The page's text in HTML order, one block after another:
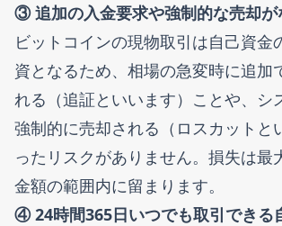
③ 追加の入金要求や強制的な売却が
ビットコインの現物取引は自己資金
資となるため、相場の急変時に追加
れる（追証といいます）ことや、シ
強制的に売却される（ロスカットと
ったリスクがありません。損失は最
金額の範囲内に留まります。
④ 24時間365日いつでも取引できる